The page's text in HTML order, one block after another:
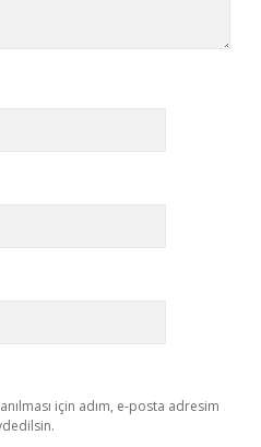
için adım, e-posta adresim